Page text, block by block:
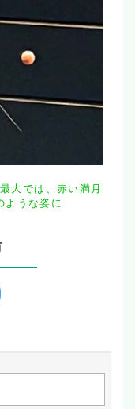
大では、赤い満月
ような姿に